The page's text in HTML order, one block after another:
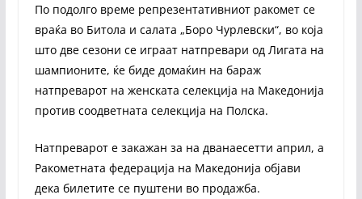
По подолго време репрезентативниот ракомет се
враќа во Битола и салата „Боро Чурлевски“, во која
што две сезони се играат натпревари од Лигата на
шампионите, ќе биде домаќин на бараж
натпреварот на женската селекција на Македонија
против соодветната селекција на Полска.
Натпреварот е закажан за на дванаесетти април, а
Ракометната федерација на Македонија објави
дека билетите се пуштени во продажба.